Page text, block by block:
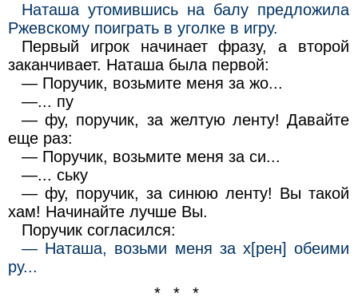
Наташа утомившись на балу предложила
Ржевскому поиграть в уголке в игру.
Первый игрок начинает фразу, а второй
заканчивает. Наташа была первой:
— Поручик, возьмите меня за жо...
—... пу
— фу, поручик, за желтую ленту! Давайте
еще раз:
— Поручик, возьмите меня за си...
—... ську
— фу, поручик, за синюю ленту! Вы такой
хам! Начинайте лучше Вы.
Поручик согласился:
— Наташа, возьми меня за х[рен] обеими
ру...
* * *